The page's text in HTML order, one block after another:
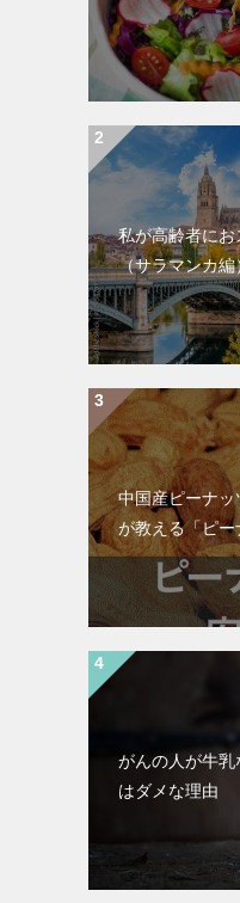
私が高齢者に
（サラマンカ編
中国産ピーナ
が教える「ピ
がんの人が牛
はダメな理由